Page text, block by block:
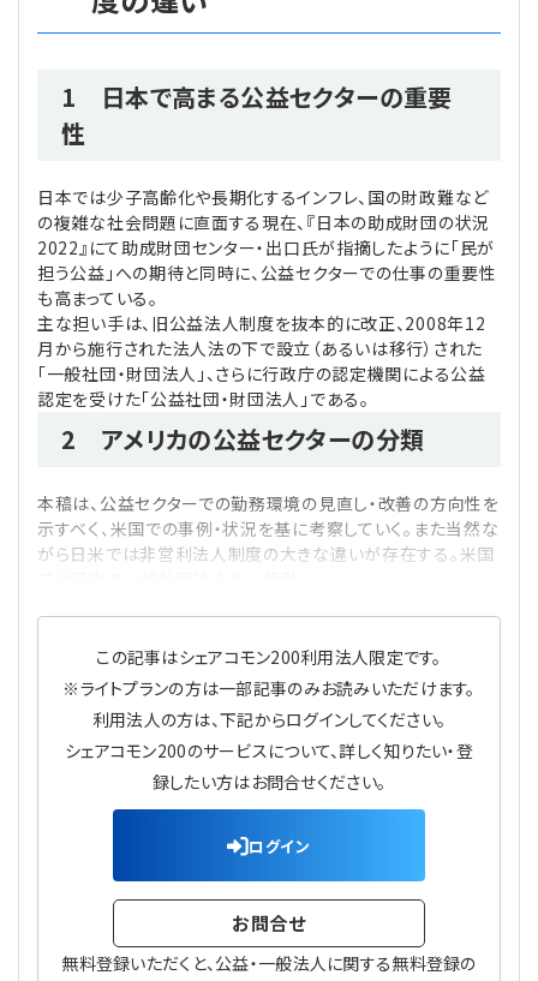
1 日本で高まる公益セクターの重要
性
日本では少子高齢化や長期化するインフレ、国の財政難など
の複雑な社会問題に直面する現在、『日本の助成財団の状況
2022』にて助成財団センター・出口氏が指摘したように「民が
担う公益」への期待と同時に、公益セクターでの仕事の重要性
も高まっている。
主な担い手は、旧公益法人制度を抜本的に改正、2008年12
月から施行された法人法の下で設立（あるいは移行）された
「一般社団・財団法人」、さらに行政庁の認定機関による公益
認定を受けた「公益社団・財団法人」である。
2 アメリカの公益セクターの分類
本稿は、公益セクターでの勤務環境の見直し・改善の方向性を
示すべく、米国での事例・状況を基に考察していく。また当然な
がら日米では非営利法人制度の大きな違いが存在する。米国
この記事はシェアコモン200利用法人限定です。
※ライトプランの方は一部記事のみお読みいただけます。
利用法人の方は、下記からログインしてください。
シェアコモン200のサービスについて、詳しく知りたい・登
録したい方はお問合せください。
ログイン
お問合せ
無料登録いただくと、公益・一般法人に関する無料登録の